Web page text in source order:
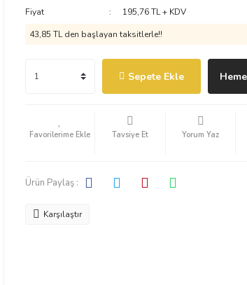
Fiyat
195,76 TL + KDV
43,85 TL den başlayan taksitlerle!!
Sepete Ekle
Tavsiye Et Yorum Yaz
Ürün Paylaş :
Karşılaştır